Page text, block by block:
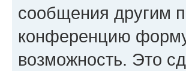
сообщения другим
конференцию
возможность. Это